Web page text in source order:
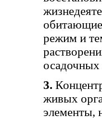
режим и
3.
живых
элементы,